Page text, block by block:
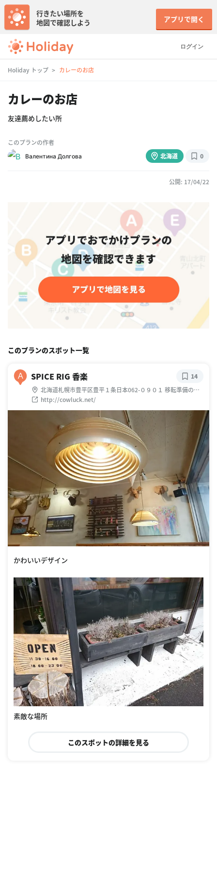
ログイン
行きたい場所を
地図で確認しよう
アプリで開く
Holiday トップ カレーのお店
カレーのお店
友達薦めしたい所
このプランの作者
Валентина Долгова
北海道 0
公開: 17/04/22
このプランのスポット一覧
A SPICE RIG 香楽
北海道札幌市豊平区豊平１条日本062-０９０１ 移転準備の為、
現在休業中
http://cowluck.net/
14
かわいいデザイン
素敵な場所
このスポットの詳細を見る